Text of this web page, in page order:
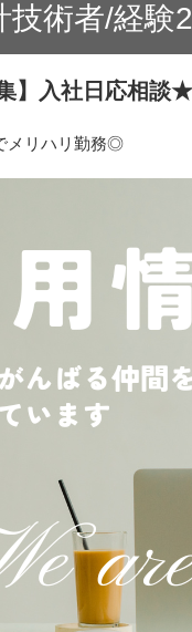
技術者/経
】入社日応相談
メリハリ勤務◎